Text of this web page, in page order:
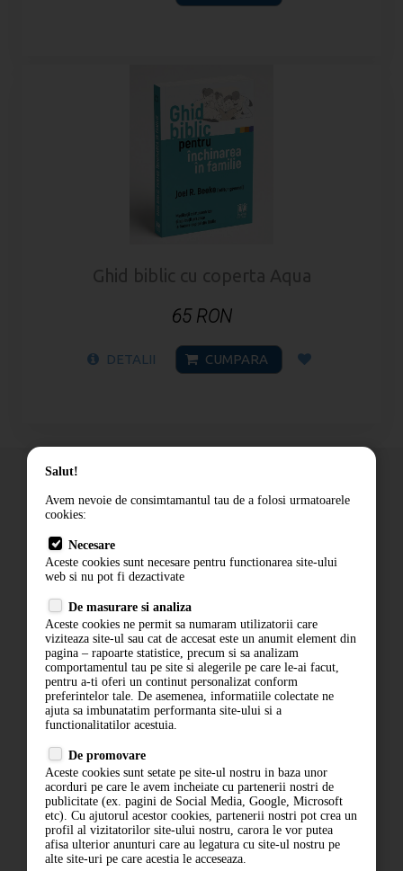
Ghid biblic cu coperta Aqua
65 RON
DETALII CUMPARA
Cum comand
Livrare
Contact
Politica de confidentialitate
ANPC
ABONARE LA NEWSLETTER
ABONARE
Salut!
Avem nevoie de consimtamantul tau de a folosi urmatoarele
cookies:
Necesare
Aceste cookies sunt necesare pentru functionarea site-ului
web si nu pot fi dezactivate
De masurare si analiza
Aceste cookies ne permit sa numaram utilizatorii care
viziteaza site-ul sau cat de accesat este un anumit element din
pagina – rapoarte statistice, precum si sa analizam
comportamentul tau pe site si alegerile pe care le-ai facut,
pentru a-ti oferi un continut personalizat conform
preferintelor tale. De asemenea, informatiile colectate ne
ajuta sa imbunatatim performanta site-ului si a
functionalitatilor acestuia.
De promovare
Aceste cookies sunt setate pe site-ul nostru in baza unor
acorduri pe care le avem incheiate cu partenerii nostri de
publicitate (ex. pagini de Social Media, Google, Microsoft
etc). Cu ajutorul acestor cookies, partenerii nostri pot crea un
profil al vizitatorilor site-ului nostru, carora le vor putea
afisa ulterior anunturi care au legatura cu site-ul nostru pe
alte site-uri pe care acestia le acceseaza.